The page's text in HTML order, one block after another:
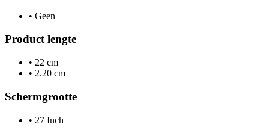
• Geen
Product lengte
• 22 cm
• 2.20 cm
Schermgrootte
• 27 Inch